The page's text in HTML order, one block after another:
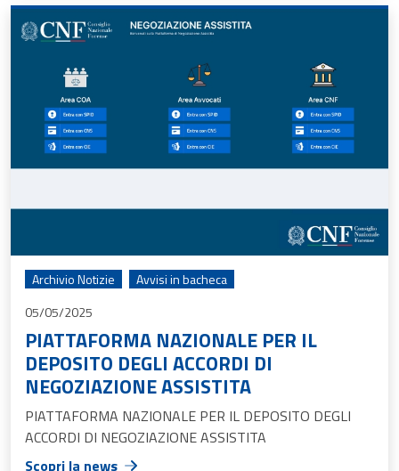
Archivio Notizie
Avvisi in bacheca
05/05/2025
PIATTAFORMA NAZIONALE PER IL
DEPOSITO DEGLI ACCORDI DI
NEGOZIAZIONE ASSISTITA
PIATTAFORMA NAZIONALE PER IL DEPOSITO DEGLI
ACCORDI DI NEGOZIAZIONE ASSISTITA
Scopri la news